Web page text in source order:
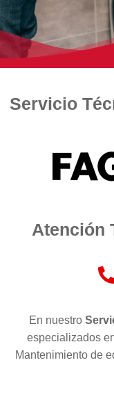
Servicio
Atención
En nuestro
especializados
Mantenimiento de